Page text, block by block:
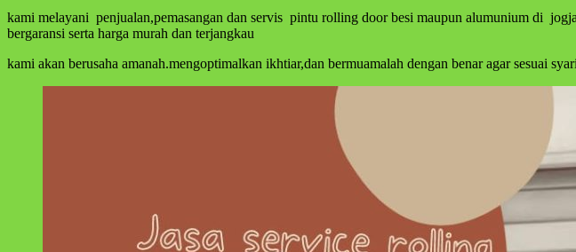
kami melayani penjualan,pemasangan dan servis pintu rolling door besi maupun alumunium di
bergaransi serta harga murah dan terjangkau
kami akan berusaha amanah.mengoptimalkan ikhtiar,dan bermuamalah dengan benar agar sesuai